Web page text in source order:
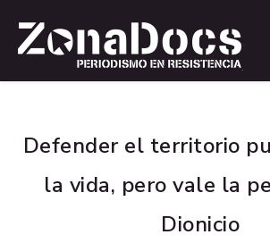
Defender el territorio
la vida, pero vale la
Dionicio